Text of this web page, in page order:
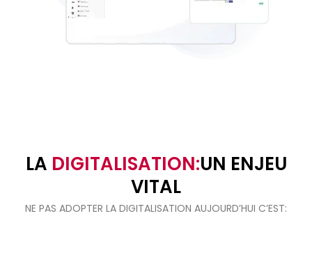
LA DIGITALISATION:UN ENJEU
VITAL
NE PAS ADOPTER LA DIGITALISATION AUJOURD’HUI C’EST: